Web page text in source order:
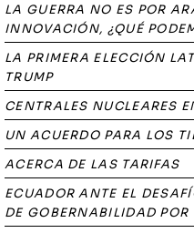
LA GUERRA NO ES POR
INNOVACIÓN, ¿QUÉ
LA PRIMERA ELECCIÓN
TRUMP
CENTRALES NUCLEARES
UN ACUERDO PARA LOS
ACERCA DE LAS TARIFAS
ECUADOR ANTE EL
DE GOBERNABILIDAD POR